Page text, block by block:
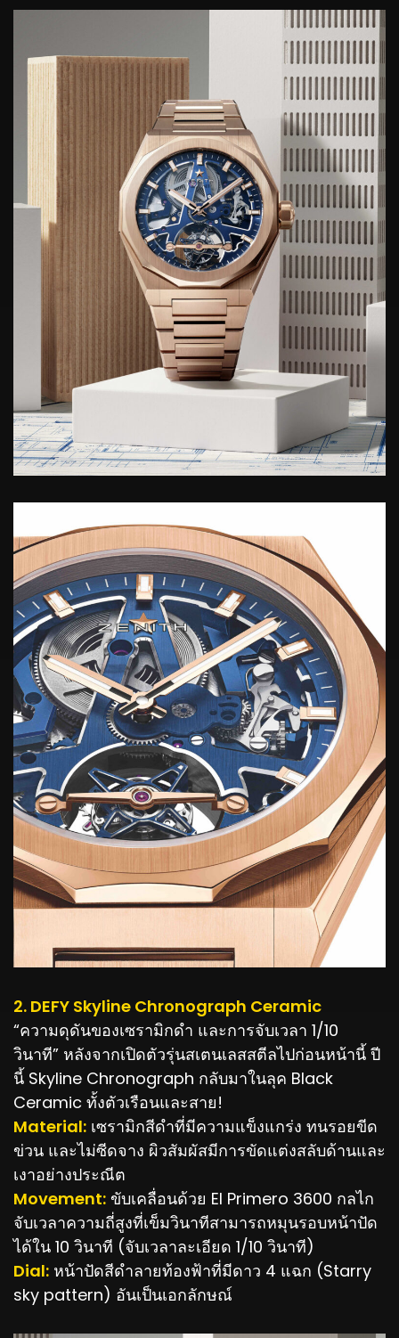
2. DEFY Skyline Chronograph Ceramic
“ความดุดันของเซรามิกดำ และการจับเวลา 1/10
วินาที” หลังจากเปิดตัวรุ่นสเตนเลสสตีลไปก่อนหน้านี้ ปี
นี้ Skyline Chronograph กลับมาในลุค Black
Ceramic ทั้งตัวเรือนและสาย!
Material: เซรามิกสีดำที่มีความแข็งแกร่ง ทนรอยขีด
ข่วน และไม่ซีดจาง ผิวสัมผัสมีการขัดแต่งสลับด้านและ
เงาอย่างประณีต
Movement: ขับเคลื่อนด้วย El Primero 3600 กลไก
จับเวลาความถี่สูงที่เข็มวินาทีสามารถหมุนรอบหน้าปัด
ได้ใน 10 วินาที (จับเวลาละเอียด 1/10 วินาที)
Dial: หน้าปัดสีดำลายท้องฟ้าที่มีดาว 4 แฉก (Starry
sky pattern) อันเป็นเอกลักษณ์